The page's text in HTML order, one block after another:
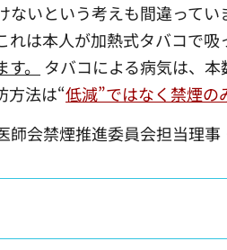
いという考えも間違って
は本人が加熱式タバコで吸
。
タバコによる病気は、
方法は“低減”ではなく禁煙の
員会担当理事・山口